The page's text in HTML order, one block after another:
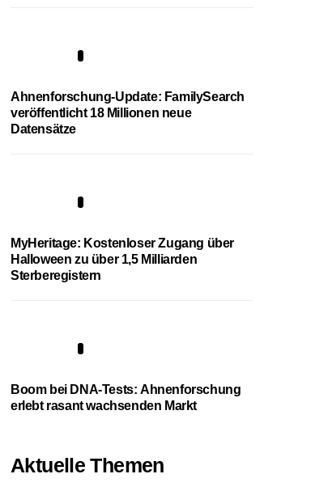
Ahnenforschung-Update: FamilySearch
veröffentlicht 18 Millionen neue
Datensätze
MyHeritage: Kostenloser Zugang über
Halloween zu über 1,5 Milliarden
Sterberegistern
Boom bei DNA-Tests: Ahnenforschung
erlebt rasant wachsenden Markt
Aktuelle Themen